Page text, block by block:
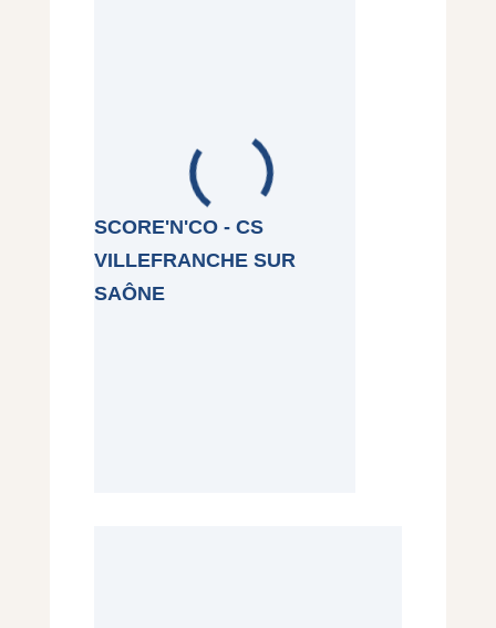
SCORE'N'CO - CS
VILLEFRANCHE SUR
SAÔNE